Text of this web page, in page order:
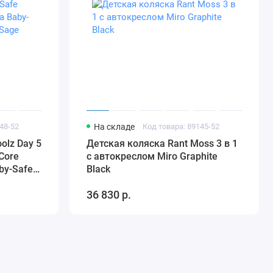
52
Day 5
Safe
На складе Код товара: 89145-52
Детская коляска Rant Moss 3 в 1
с автокреслом Miro Graphite
Black
36 830 р.